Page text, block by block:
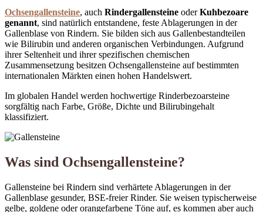
Ochsengallensteine, auch Rindergallensteine ​​oderKuhbezoare
genannt, sind natürlich entstandene, feste Ablagerungen in der
Gallenblase von Rindern. Sie bilden sich aus Gallenbestandteilen
wie Bilirubin und anderen organischen Verbindungen. Aufgrund
ihrer Seltenheit und ihrer spezifischen chemischen
Zusammensetzung besitzen Ochsengallensteine ​​auf bestimmten
internationalen Märkten einen hohen Handelswert.
Im globalen Handel werden hochwertige Rinderbezoarsteine ​​
sorgfältig nach Farbe, Größe, Dichte und Bilirubingehalt
klassifiziert.
Was sind Ochsengallensteine?
Gallensteine ​​bei Rindern sind verhärtete Ablagerungen in der
Gallenblase gesunder, BSE-freier Rinder. Sie weisen typischerweise
gelbe, goldene oder orangefarbene Töne auf, es kommen aber auch